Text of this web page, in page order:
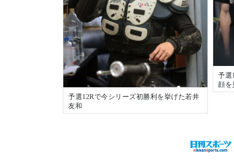
予選
顔を
予選12Rで今シリーズ初勝利を挙げた若井
友和